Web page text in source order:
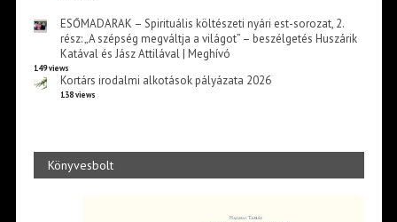
ESŐMADARAK – Spirituális költészeti nyári est-sorozat, 2.
rész: „A szépség megváltja a világot” – beszélgetés Huszárik
Katával és Jász Attilával | Meghívó
149 views
Kortárs irodalmi alkotások pályázata 2026
138 views
Könyvesbolt